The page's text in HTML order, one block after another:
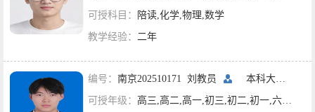
可授科目： 陪读,化学,物理,数学
教学经验： 二年
编号： 南京202510171 刘教员 本科大四
可授年级： 高三,高二,高一,初三,初二,初一,六年级,五年级,四年级